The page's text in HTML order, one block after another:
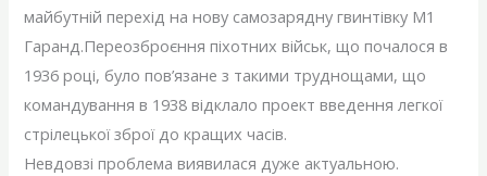
майбутній перехід на нову самозарядну гвинтівку M1
Гаранд.Переозброєння піхотних військ, що почалося в
1936 році, було пов’язане з такими труднощами, що
командування в 1938 відклало проект введення легкої
стрілецької зброї до кращих часів.
Невдовзі проблема виявилася дуже актуальною.